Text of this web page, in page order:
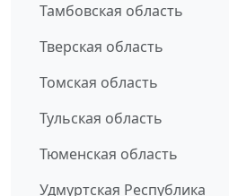
Тамбовская область
Тверская область
Томская область
Тульская область
Тюменская область
Удмуртская Республика